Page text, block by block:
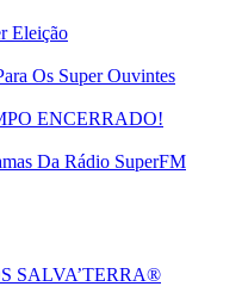
Eleição
Os Super Ouvintes
ENCERRADO!
Da Rádio SuperFM
SALVA’TERRA®